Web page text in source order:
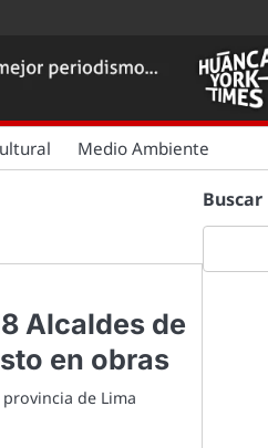
Medio Ambiente
Alcaldes de
en obras
de Lima
Buscar